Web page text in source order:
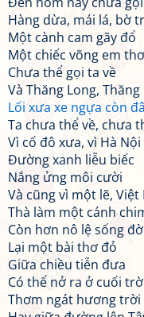
Hàng dừa, mái lá, bờ
Một cành cam gãy đổ
Một chiếc võng em
Chưa thể gọi ta về
Và Thăng Long,
Lối xưa xe ngựa còn
Ta chưa thể về, chưa
Vì cố đô xưa, vì Hà
Đường xanh liễu biếc
Nắng ửng môi cười
Và cũng vì một lẽ, Việt
Thà làm một cánh
Còn hơn nô lệ sống
Lại một bài thơ đỏ
Giữa chiều tiễn đưa
Có thể nở ra ở cuối
Thơm ngát hương trời